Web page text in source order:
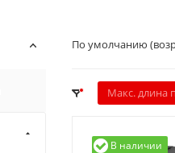
По умолчанию
Макс. длина
В наличии